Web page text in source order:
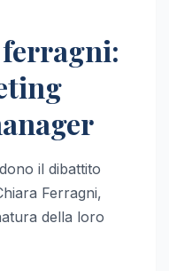
ferragni:
il dibattito
Ferragni,
della loro